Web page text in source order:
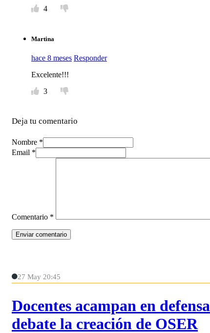
4
Martina
hace 8 meses Responder
Excelente!!!
3
Deja tu comentario
Nombre *
Email *
Comentario *
27 May 20:45
Docentes acampan en
debate la creación de OSER